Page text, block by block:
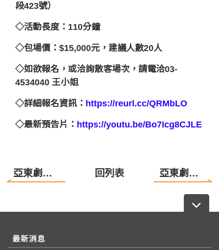
段423號）
◇活動長度：110分鐘
◇包場價：$15,000元，建議人數20人
◇如欲報名，或洽詢散客場次，請電洽03-
4534040 王小姐
◇詳細報名資訊： https://reurl.cc/QRMbLO
◇最新預告片： https://youtu.be/Bo7Icg8CJLE
亞東劇團Musical Summer Camp《I am SO special》 回列表 亞東劇團7月通訊《讓人感動的能力從何而來？》
最新消息